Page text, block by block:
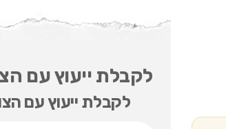
לקבלת ייעוץ עם
לקבלת ייעוץ עם